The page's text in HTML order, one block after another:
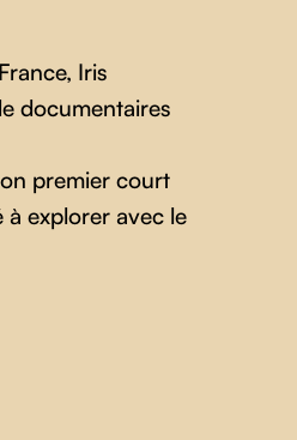
Iris
documentaires
premier court
explorer avec le